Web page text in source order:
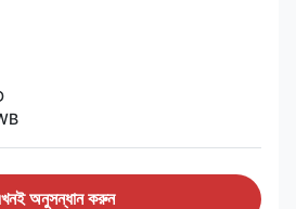
অনুসন্ধান করুন